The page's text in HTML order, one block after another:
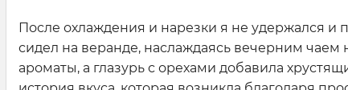
После охлаждения и нарезки я не удержался и
сидел на веранде, наслаждаясь вечерним чаем
ароматы, а глазурь с орехами добавила